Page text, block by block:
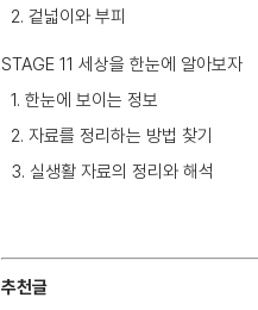
2. 겉넓이와 부피
STAGE 11 세상을 한눈에 알아보자
1. 한눈에 보이는 정보
2. 자료를 정리하는 방법 찾기
3. 실생활 자료의 정리와 해석
추천글